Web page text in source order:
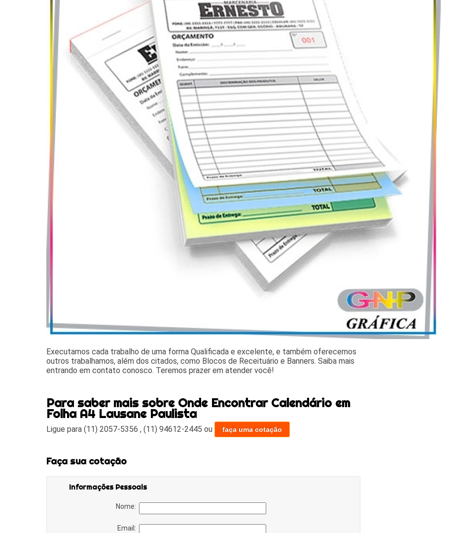
Executamos cada trabalho de uma forma Qualificada e excelente, e também oferecemos
outros trabalhamos, além dos citados, como Blocos de Receituário e Banners. Saiba mais
entrando em contato conosco. Teremos prazer em atender você!
Para saber mais sobre Onde Encontrar Calendário em
Folha A4 Lausane Paulista
Ligue para(11) 2057-5356 ,(11) 94612-2445 ou faça uma cotação
Faça sua cotação
Informações Pessoais
Nome:
Email: